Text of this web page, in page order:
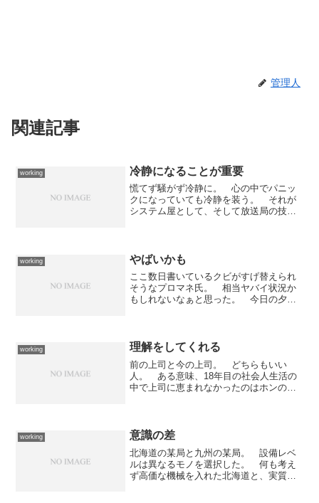
管理人
関連記事
working 冷静になることが重要
慌てず騒がず冷静に。 心の中でパニッ
クになっていても冷静を装う。 それが
システム屋として、そして放送局の技術
それをまずは理解して欲し...
working やばいかも
ここ数日書いているクビがすげ替えられ
そうなプロマネ氏。 相当ヤバイ状況か
もしれないなぁと思った。 今日の夕方
限定された人たちにのみも...
working 理解をしてくれる
前の上司と今の上司。 どちらもいい
人。 ある意味、18年目の社会人生活の
中で上司に恵まれなかったのはホンの一
は場合によっては面倒なこ...
working 意識の差
北海道の某局と九州の某局。 設備レベ
ルは異なるモノを選択した。 何も考え
ず高価な機械を入れた北海道と、実質を